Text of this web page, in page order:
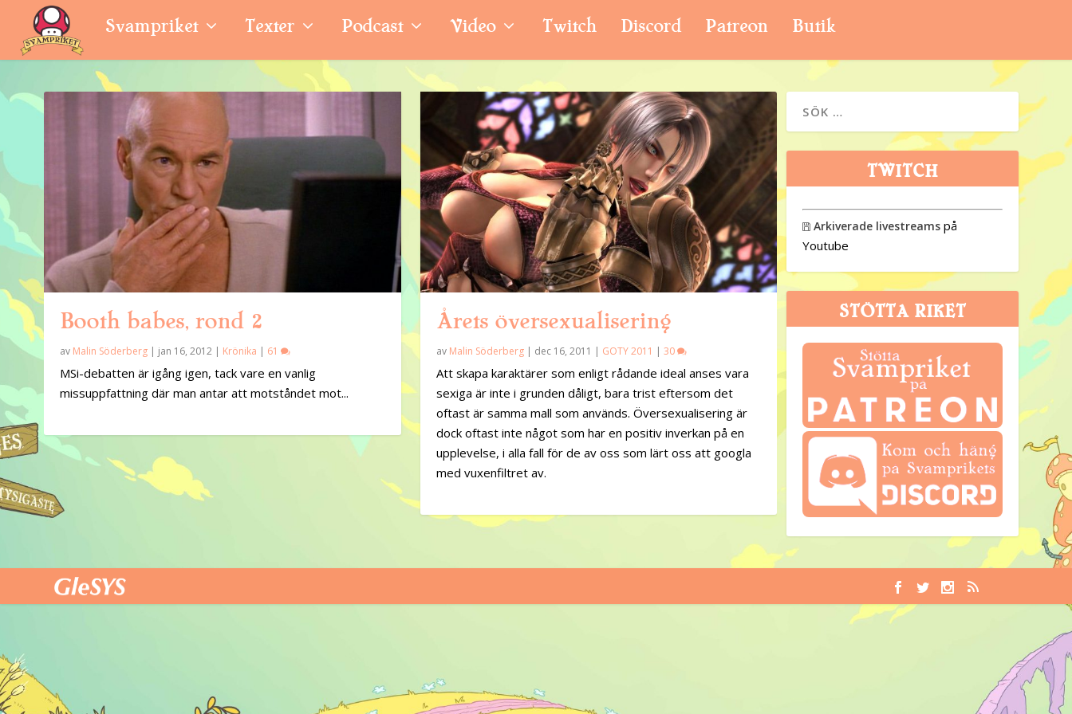
Svampriket Texter Podcast Video Twitch Discord Patreon Butik
Booth babes, rond 2
av Malin Söderberg | jan 16, 2012 | Krönika | 61
MSi-debatten är igång igen, tack vare en vanlig
missuppfattning där man antar att motståndet mot...
Årets översexualisering
av Malin Söderberg| dec 16, 2011 | GOTY 2011 | 30
Att skapa karaktärer som enligt rådande ideal anses vara
sexiga är inte i grunden dåligt, bara trist eftersom det
oftast är samma mall som används. Översexualisering är
dock oftast inte något som har en positiv inverkan på en
upplevelse, i alla fall för de av oss som lärt oss att googla
med vuxenfiltret av.
TWITCH
 Arkiverade livestreams på
Youtube
STÖTTA RIKET